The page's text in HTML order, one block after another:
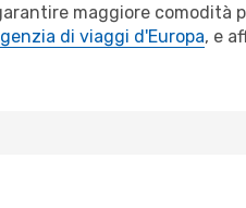
maggiore comodità
di viaggi d'Europa, e